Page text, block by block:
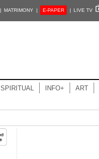
MATRIMONY | E-PAPER | LIVE TV
SPIRITUAL INFO+ ART